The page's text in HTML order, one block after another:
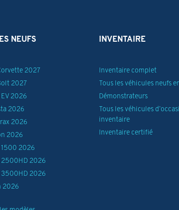
NEUFS
2027
2027
2026
2026
2026
2026
1500 2026
2500HD 2026
3500HD 2026
2026
INVENTAIRE
Inventaire complet
Tous les véhicules neufs
Démonstrateurs
Tous les véhicules
inventaire
Inventaire certifié